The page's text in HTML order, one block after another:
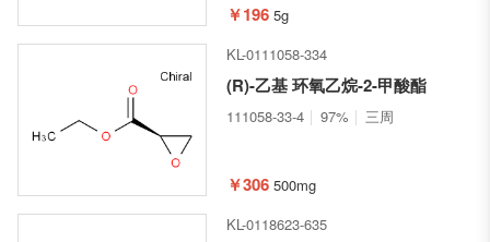
￥196 5g
KL-0111058-334
(R)-乙基 环氧乙烷-2-甲酸酯
111058-33-4 97% 三周
￥306 500mg
KL-0118623-635